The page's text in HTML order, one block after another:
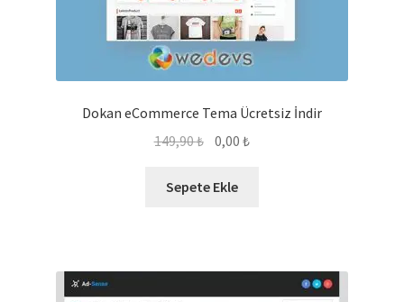
Dokan eCommerce Tema Ücretsiz İndir
149,90₺ Orijinal
149,90 ₺.
0,00₺Şu
Sepete Ekle